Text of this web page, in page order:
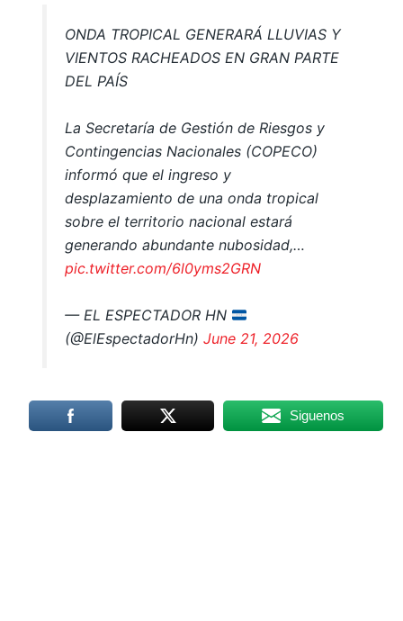
ONDA TROPICAL GENERARÁ LLUVIAS Y
VIENTOS RACHEADOS EN GRAN PARTE
DEL PAÍS
La Secretaría de Gestión de Riesgos y
Contingencias Nacionales (COPECO)
informó que el ingreso y
desplazamiento de una onda tropical
sobre el territorio nacional estará
generando abundante nubosidad,…
pic.twitter.com/6l0yms2GRN
— EL ESPECTADOR HN
(@ElEspectadorHn) June 21, 2026
Siguenos